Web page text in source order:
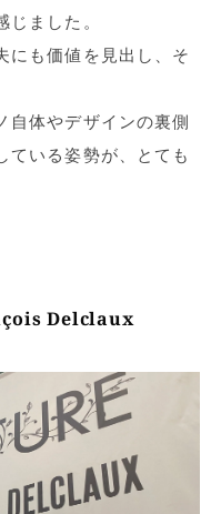
じました。
にも価値を見出し、そ
自体やデザインの裏側
ている姿勢が、とても
Delclaux